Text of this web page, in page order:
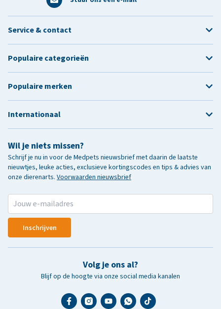
Wil je niets missen?
Schrijf je nu in voor de Medpets nieuwsbrief met daarin de laatste
nieuwtjes, leuke acties, exclusieve kortingscodes en tips & advies van
onze dierenarts. Voorwaarden nieuwsbrief
Inschrijven
Volg je ons al?
Blijf op de hoogte via onze social media kanalen
Service & contact
Populaire categorieën
Populaire merken
Internationaal